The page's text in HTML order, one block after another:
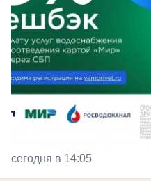
сегодня в 14:05